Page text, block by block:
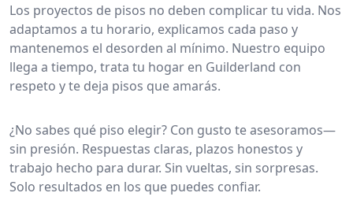
Los proyectos de pisos no deben complicar tu vida. Nos
adaptamos a tu horario, explicamos cada paso y
mantenemos el desorden al mínimo. Nuestro equipo
llega a tiempo, trata tu hogar en Guilderland con
respeto y te deja pisos que amarás.
¿No sabes qué piso elegir? Con gusto te asesoramos—
sin presión. Respuestas claras, plazos honestos y
trabajo hecho para durar. Sin vueltas, sin sorpresas.
Solo resultados en los que puedes confiar.